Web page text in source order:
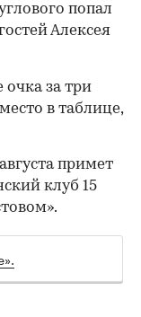
попал
Алексея
за три
в таблице,
примет
клуб 15